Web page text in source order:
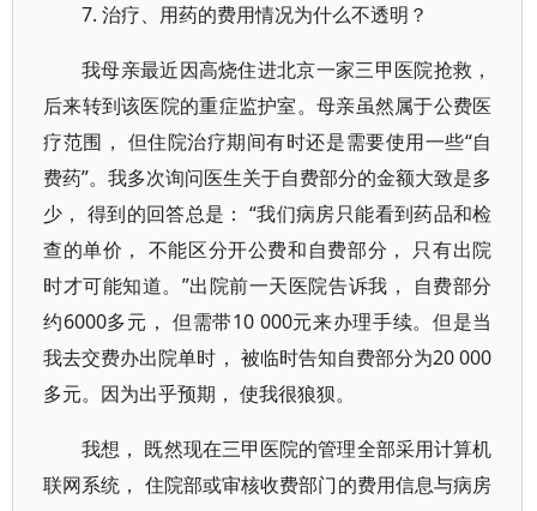
7. 治疗、用药的费用情况为什么不透明？
我母亲最近因高烧住进北京一家三甲医院抢救，
后来转到该医院的重症监护室。母亲虽然属于公费医
疗范围， 但住院治疗期间有时还是需要使用一些“自
费药”。我多次询问医生关于自费部分的金额大致是多
少， 得到的回答总是： “我们病房只能看到药品和检
查的单价， 不能区分开公费和自费部分， 只有出院
时才可能知道。”出院前一天医院告诉我， 自费部分
约6000多元， 但需带10 000元来办理手续。但是当
我去交费办出院单时， 被临时告知自费部分为20 000
多元。因为出乎预期， 使我很狼狈。
我想， 既然现在三甲医院的管理全部采用计算机
联网系统， 住院部或审核收费部门的费用信息与病房